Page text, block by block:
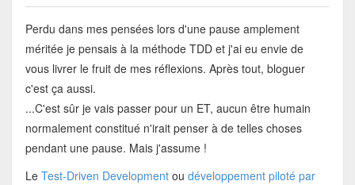
Perdu dans mes pensées lors d'une pause amplement
méritée je pensais à la méthode TDD et j'ai eu envie de
vous livrer le fruit de mes réflexions. Après tout, bloguer
c'est ça aussi.
...C'est sûr je vais passer pour un ET, aucun être humain
normalement constitué n'irait penser à de telles choses
pendant une pause. Mais j'assume !
Le Test-Driven Developmentou développement piloté par